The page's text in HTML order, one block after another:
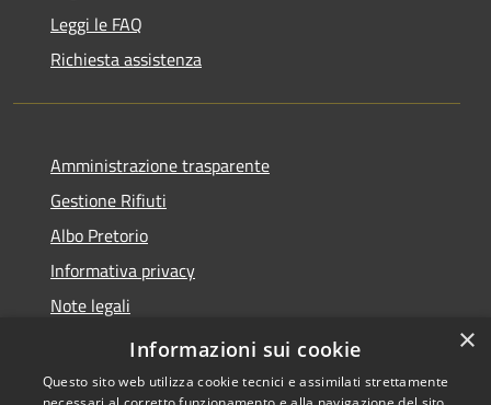
Leggi le FAQ
Richiesta assistenza
Amministrazione trasparente
Gestione Rifiuti
Albo Pretorio
Informativa privacy
Note legali
Dichiarazione di accessibilità
×
Informazioni sui cookie
Questo sito web utilizza cookie tecnici e assimilati strettamente